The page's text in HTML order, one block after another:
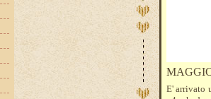
E' arrivato